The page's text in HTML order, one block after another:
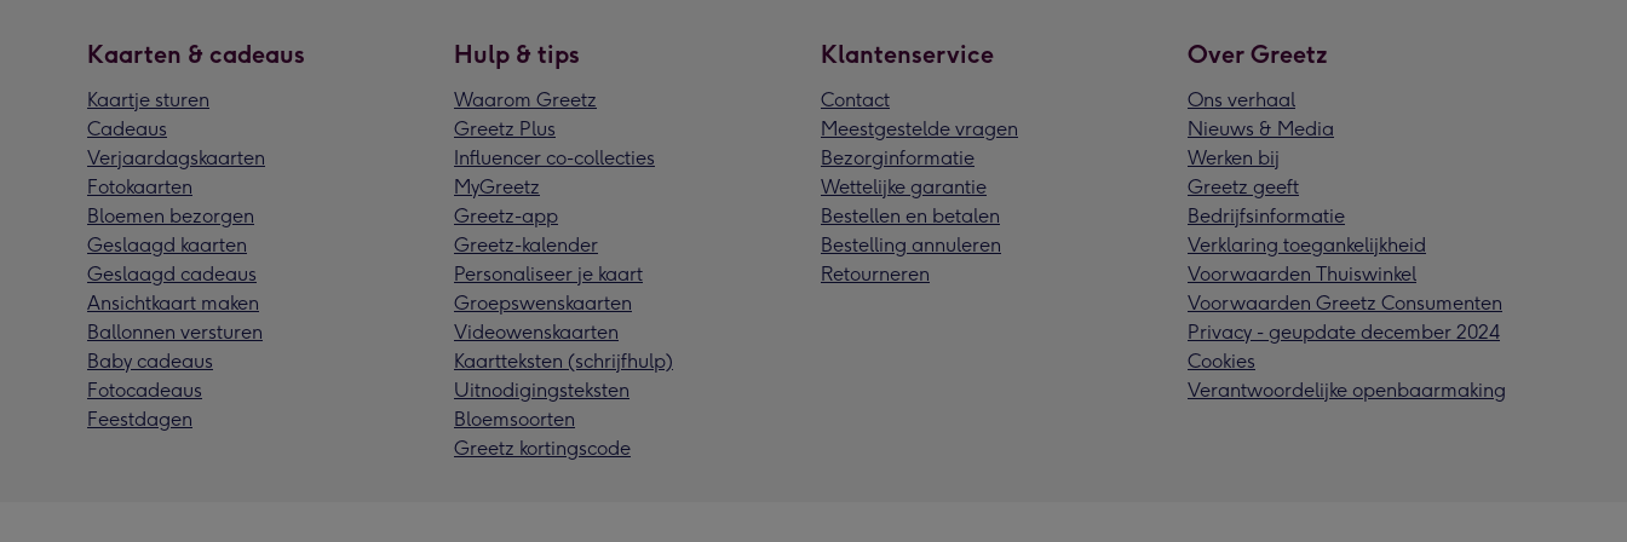
Kaarten & cadeaus
Kaartje sturen
Cadeaus
Verjaardagskaarten
Fotokaarten
Bloemen bezorgen
Geslaagd kaarten
Geslaagd cadeaus
Ansichtkaart maken
Ballonnen versturen
Baby cadeaus
Fotocadeaus
Feestdagen
Hulp & tips
Waarom Greetz
Greetz Plus
Influencer co-collecties
MyGreetz
Greetz-app
Greetz-kalender
Personaliseer je kaart
Groepswenskaarten
Videowenskaarten
Kaartteksten (schrijfhulp)
Uitnodigingsteksten
Bloemsoorten
Greetz kortingscode
Klantenservice
Contact
Meestgestelde vragen
Bezorginformatie
Wettelijke garantie
Bestellen en betalen
Bestelling annuleren
Retourneren
Over Greetz
Ons verhaal
Nieuws & Media
Werken bij
Greetz geeft
Bedrijfsinformatie
Verklaring toegankelijkheid
Voorwaarden Thuiswinkel
Voorwaarden Greetz Consumenten
Privacy - geupdate december 2024
Cookies
Verantwoordelijke openbaarmaking